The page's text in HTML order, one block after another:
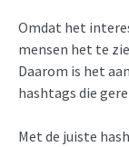
Omdat het
mensen het te
Daarom is het
hashtags die
Met de juiste